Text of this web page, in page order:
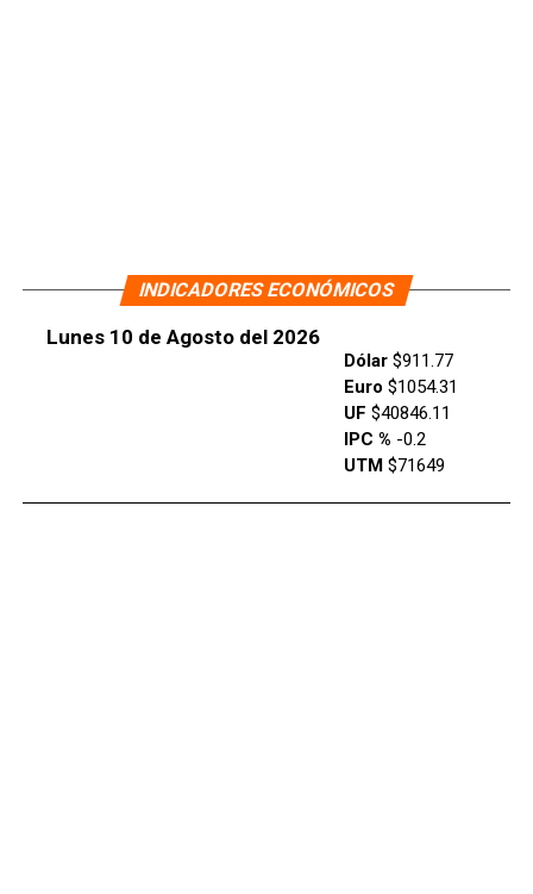
INDICADORES ECONÓMICOS
Lunes 10 de Agosto del 2026
Dólar$911.77
Euro $1054.31
UF $40846.11
IPC % -0.2
UTM$71649